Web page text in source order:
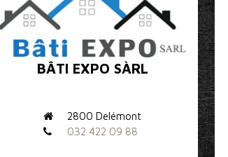
BÂTI EXPO SÀRL
2800 Delémont
032 422 09 88